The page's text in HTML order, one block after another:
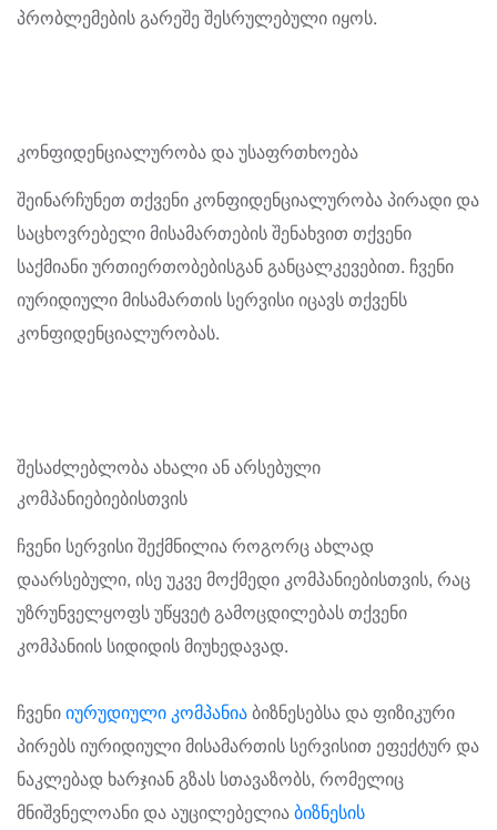
პრობლემების გარეშე შესრულებული იყოს.
კონფიდენციალურობა და უსაფრთხოება
შეინარჩუნეთ თქვენი კონფიდენციალურობა პირადი და
საცხოვრებელი მისამართების შენახვით თქვენი
საქმიანი ურთიერთობებისგან განცალკევებით. ჩვენი
იურიდიული მისამართის სერვისი იცავს თქვენს
კონფიდენციალურობას.
შესაძლებლობა ახალი ან არსებული
კომპანიებიებისთვის
ჩვენი სერვისი შექმნილია როგორც ახლად
დაარსებული, ისე უკვე მოქმედი კომპანიებისთვის, რაც
უზრუნველყოფს უწყვეტ გამოცდილებას თქვენი
კომპანიის სიდიდის მიუხედავად.
ჩვენი იურუდიული კომპანია ბიზნესებსა და ფიზიკური
პირებს იურიდიული მისამართის სერვისით ეფექტურ და
ნაკლებად ხარჯიან გზას სთავაზობს, რომელიც
მნიშვნელოანი და აუცილებელია ბიზნესის